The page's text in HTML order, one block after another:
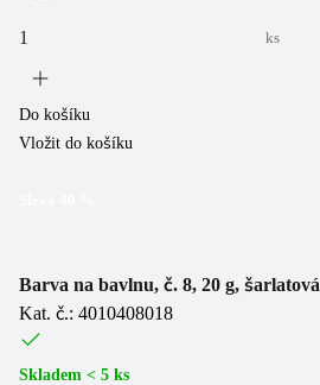
ks
Do košíku
Vložit do košíku
Barva na bavlnu, č. 8, 20 g, šarlatová
Kat. č.: 4010408018
Skladem < 5 ks